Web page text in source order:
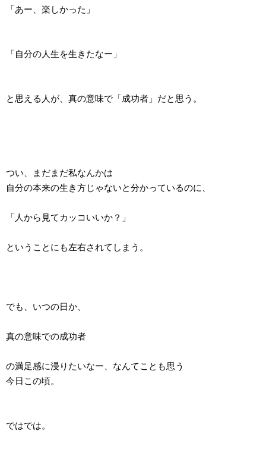
「あー、楽しかった」
「自分の人生を生きたなー」
と思える人が、真の意味で「成功者」だと思う。
つい、まだまだ私なんかは
自分の本来の生き方じゃないと分かっているのに、
「人から見てカッコいいか？」
ということにも左右されてしまう。
でも、いつの日か、
真の意味での成功者
の満足感に浸りたいなー、なんてことも思う
今日この頃。
ではでは。